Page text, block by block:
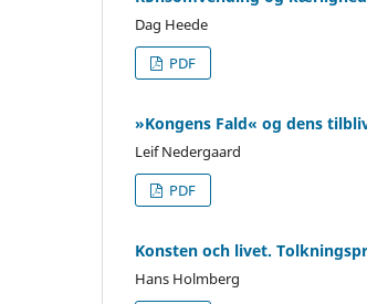
Dag Heede
PDF
»Kongens Fald« og dens
Leif Nedergaard
PDF
Konsten och livet.
Hans Holmberg